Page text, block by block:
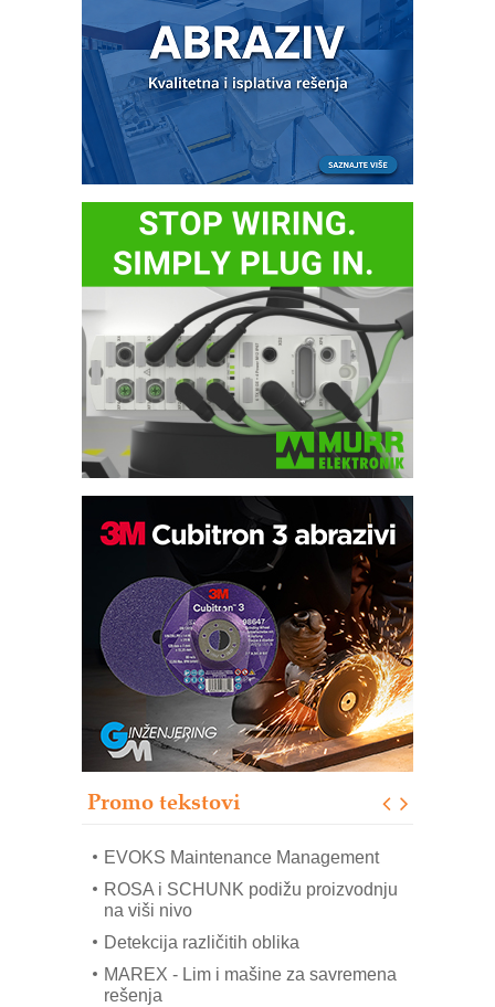
Promo tekstovi
Trajna oznaka kao dugoročna korist
Bezbednost na prvom mestu!
IB BLUMENAUER - više od 40 godina
poverenja u industriji
RMQ-TITAN ADVANCED INDICATOR
– Pametna signalizacija za efikasnije
upravljanje mašinama
Sigurnije ispitivanje transformatora u
solarnim elektranama i vetroparkovima
EVOKS Maintenance Management
ROSA i SCHUNK podižu proizvodnju
na viši nivo
Detekcija različitih oblika
MAREX - Lim i mašine za savremena
rešenja